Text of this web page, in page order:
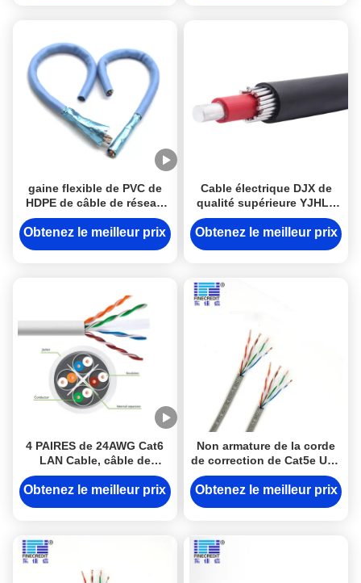
gaine flexible de PVC de
HDPE de câble de réseau
de CAT 6A de conducteur
de ftp OFC de 0.58mm
Obtenez le meilleur prix
Cable électrique DJX de
qualité supérieure YJHLV
XLPE Cable électrique en
aluminium isolé 1KV
Obtenez le meilleur prix
4 PAIRES de 24AWG Cat6
LAN Cable, câble de
communication du réseau
UTP6
Obtenez le meilleur prix
Non armature de la corde
de correction de Cat5e Utp,
câble Ethernet de la
catégorie 5e de HDPE de la
Obtenez le meilleur prix